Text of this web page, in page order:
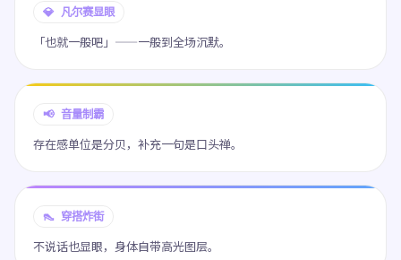
💎 凡尔赛显眼
「也就一般吧」——一般到全场沉默。
📢 音量制霸
存在感单位是分贝，补充一句是口头禅。
👠 穿搭炸街
不说话也显眼，身体自带高光图层。